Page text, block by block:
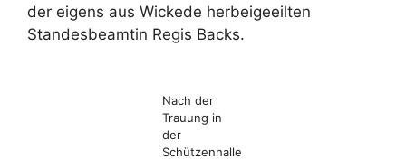
der eigens aus Wickede herbeigeeilten
Standesbeamtin Regis Backs.
Nach der
Trauung in
der
Schützenhalle